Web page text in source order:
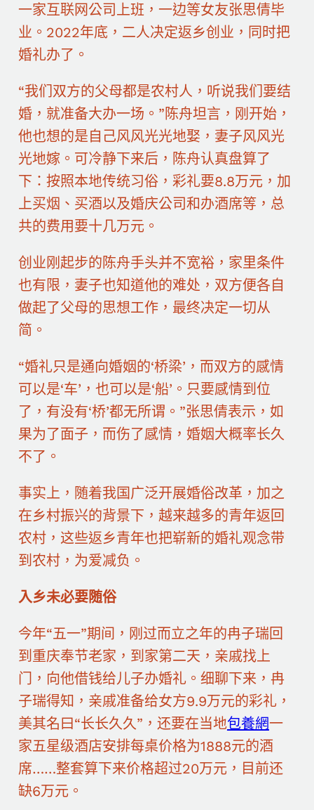
一家互联网公司上班，一边等女友张思倩毕
业。2022年底，二人决定返乡创业，同时把
婚礼办了。
“我们双方的父母都是农村人，听说我们要结
婚，就准备大办一场。”陈舟坦言，刚开始，
他也想的是自己风风光光地娶，妻子风风光
光地嫁。可冷静下来后，陈舟认真盘算了
下：按照本地传统习俗，彩礼要8.8万元，加
上买烟、买酒以及婚庆公司和办酒席等，总
共的费用要十几万元。
创业刚起步的陈舟手头并不宽裕，家里条件
也有限，妻子也知道他的难处，双方便各自
做起了父母的思想工作，最终决定一切从
简。
“婚礼只是通向婚姻的‘桥梁’，而双方的感情
可以是‘车’，也可以是‘船’。只要感情到位
了，有没有‘桥’都无所谓。”张思倩表示，如
果为了面子，而伤了感情，婚姻大概率长久
不了。
事实上，随着我国广泛开展婚俗改革，加之
在乡村振兴的背景下，越来越多的青年返回
农村，这些返乡青年也把崭新的婚礼观念带
到农村，为爱减负。
入乡未必要随俗
今年“五一”期间，刚过而立之年的冉子瑞回
到重庆奉节老家，到家第二天，亲戚找上
门，向他借钱给儿子办婚礼。细聊下来，冉
子瑞得知，亲戚准备给女方9.9万元的彩礼，
美其名曰“长长久久”，还要在当地包養網一
家五星级酒店安排每桌价格为1888元的酒
席……整套算下来价格超过20万元，目前还
缺6万元。